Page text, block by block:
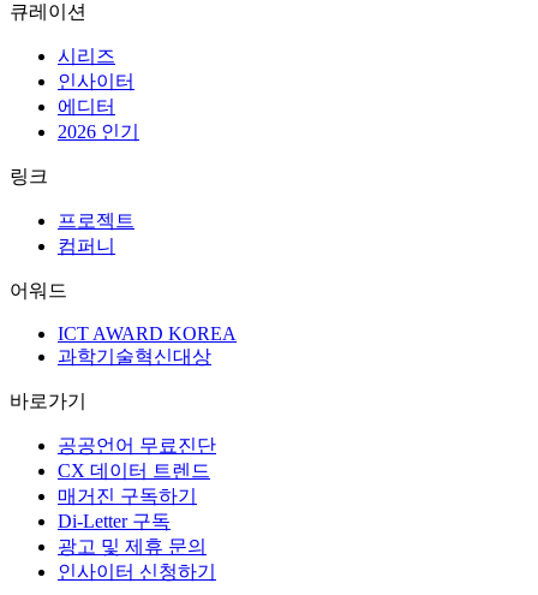
큐레이션
시리즈
인사이터
에디터
2026 인기
링크
프로젝트
컴퍼니
어워드
ICT AWARD KOREA
과학기술혁신대상
바로가기
공공언어 무료진단
CX 데이터 트렌드
매거진 구독하기
Di-Letter 구독
광고 및 제휴 문의
인사이터 신청하기